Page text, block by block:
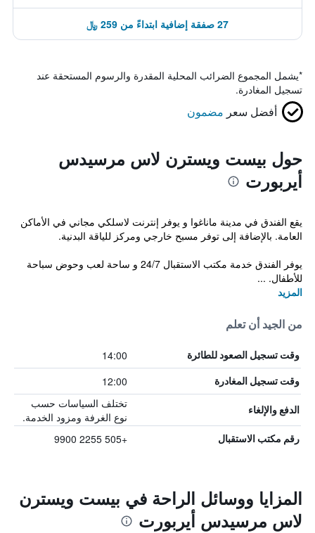
27 صفقة إضافية ابتداءً من 259 ﷼
*يشمل المجموع الضرائب المحلية المقدرة والرسوم المستحقة عند
تسجيل المغادرة.
أفضل سعر مضمون
حول بيست ويسترن لاس مرسيدس
أيربورت
يقع الفندق في مدينة ماناغوا و يوفر إنترنت لاسلكي مجاني في الأماكن
العامة. بالإضافة إلى توفر مسبح خارجي ومركز للياقة البدنية.
يوفر الفندق خدمة مكتب الاستقبال 24/7 و ساحة لعب وحوض سباحة
للأطفال. ...
المزيد
من الجيد أن تعلم
وقت تسجيل الصعود للطائرة 14:00
وقت تسجيل المغادرة 12:00
الدفع والإلغاء
تختلف السياسات حسب
نوع الغرفة ومزود الخدمة.
رقم مكتب الاستقبال +505 2255 9900
المزايا ووسائل الراحة في بيست ويسترن
لاس مرسيدس أيربورت